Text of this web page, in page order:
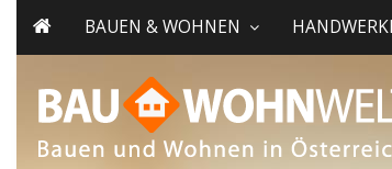
BAUEN & WOHNEN